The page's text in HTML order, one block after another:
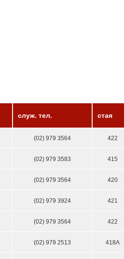
служ. тел. стая
(02) 979 3564 422
(02) 979 3583 415
(02) 979 3564 420
(02) 979 3924 421
(02) 979 3564 422
(02) 979 2513 418А